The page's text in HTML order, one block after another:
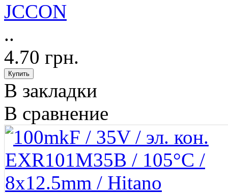
JCCON
..
4.70 грн.
В закладки
В сравнение